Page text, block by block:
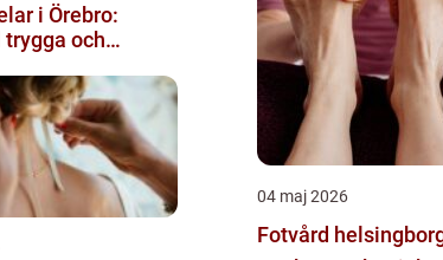
i Örebro:
och
04 maj 2026
Fotvård